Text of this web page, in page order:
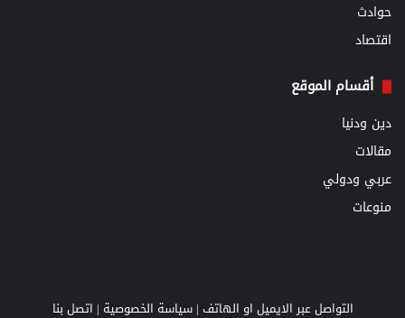
حوادث
اقتصاد
أقسام الموقع
دين ودنيا
مقالات
عربي ودولي
منوعات
التواصل عبر الايميل او الهاتف |سياسة الخصوصية | اتصل بنا